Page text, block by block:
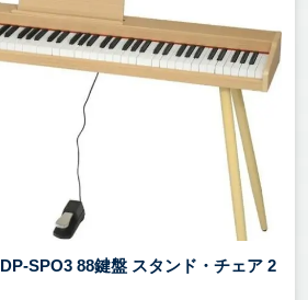
SPO3 88鍵盤 スタンド・チェア 2